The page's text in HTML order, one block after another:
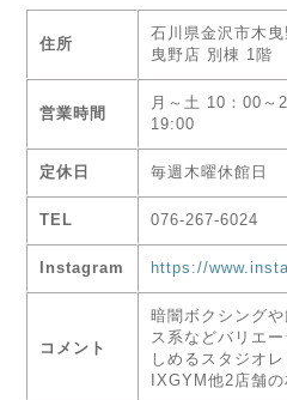
住所
石川県金沢市木
曳野店 別棟 1階
営業時間
月～土 10：00
19:00
定休日 毎週木曜休館日
TEL 076-267-6024
Instagram https://
コメント
暗闇ボクシング
ス系などバリエ
しめるスタジオ
IXGYM他2店舗